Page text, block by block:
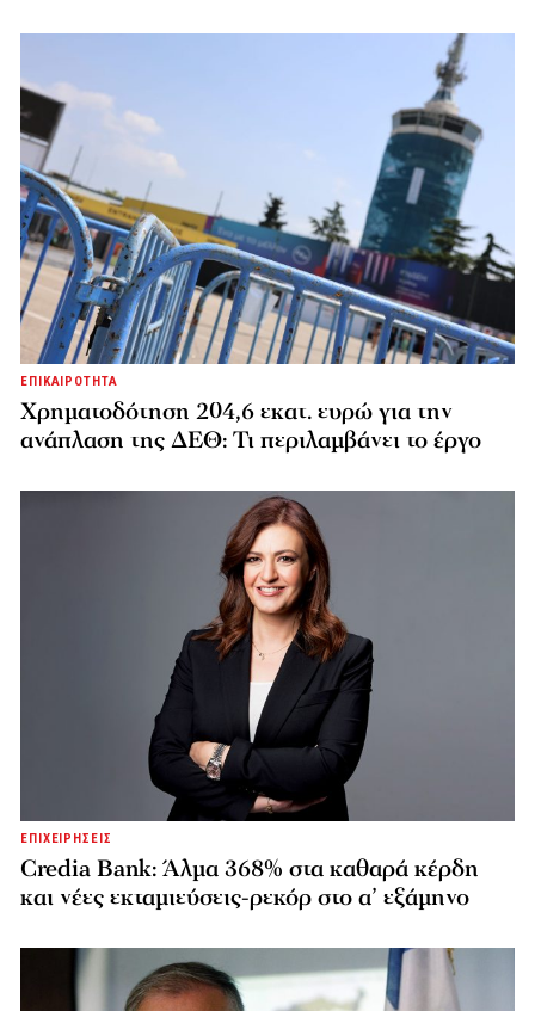
ΕΠΙΚΑΙΡΟΤΗΤΑ
Χρηματοδότηση 204,6 εκατ. ευρώ για την
ανάπλαση της ΔΕΘ: Τι περιλαμβάνει το έργο
ΕΠΙΧΕΙΡΗΣΕΙΣ
Credia Bank: Άλμα 368% στα καθαρά κέρδη
και νέες εκταμιεύσεις-ρεκόρ στο α’ εξάμηνο